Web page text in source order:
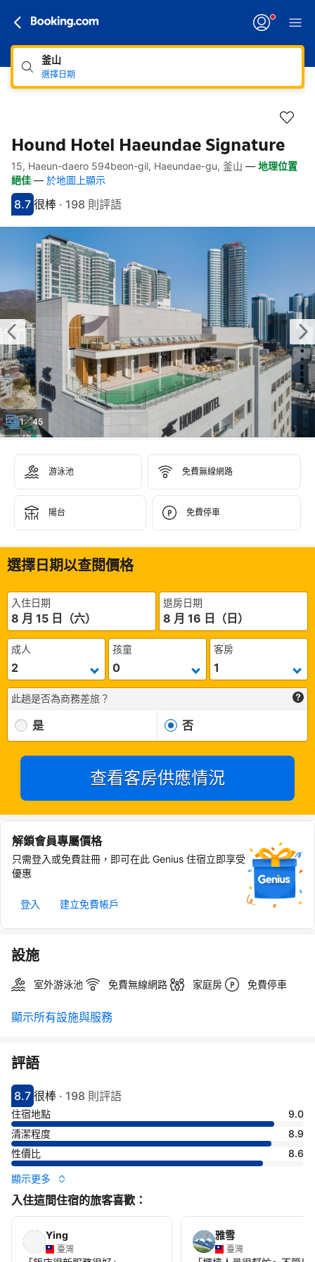
釜山
選擇日期
Hound Hotel Haeundae Signature
快速連結
跳至住宿介紹
跳至熱門設施
跳至客房類型
跳至訂房政策
15, Haeun-daero 594beon-gil, Haeundae-gu, 釜山 — 地理位置
絕佳 — 於地圖上顯示
分數8.7分
8.7
評比很棒
很棒 · 198 則評語
1／45
游泳池 免費無線網路
陽台 免費停車
選擇日期以查閱價格
入住日期
8 月 15 日（六）
退房日期
8 月 16 日（日）
成人 孩童 客房
此趟是否為商務差旅？
是 否
查看客房供應情況
解鎖會員專屬價格
只需登入或免費註冊，即可在此 Genius 住宿立即享受
優惠
登入 建立免費帳戶
設施
室外游泳池 免費無線網路 家庭房 免費停車
顯示所有設施與服務
評語
分數8.7分
8.7
評比很棒
很棒 · 198 則評語
住宿地點
9.0
清潔程度
8.9
性價比
8.6
顯示更多
入住這間住宿的旅客喜歡：
Ying
臺灣
雅雪
臺灣